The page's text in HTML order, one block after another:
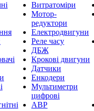
Витратоміри
Мотор-
редуктори
Електродвигуни
Реле часу
ДБЖ
Крокові двигуни
Датчики
Енкодери
Мультиметри
цифрові
АВР